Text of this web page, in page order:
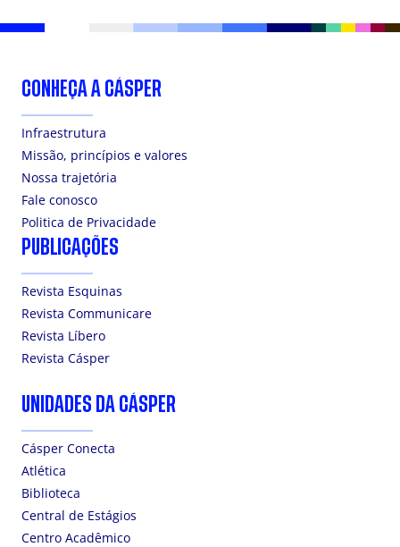
CONHEÇA A CÁSPER
Infraestrutura
Missão, princípios e valores
Nossa trajetória
Fale conosco
Politica de Privacidade
PUBLICAÇÕES
Revista Esquinas
Revista Communicare
Revista Líbero
Revista Cásper
UNIDADES DA CÁSPER
Cásper Conecta
Atlética
Biblioteca
Central de Estágios
Centro Acadêmico